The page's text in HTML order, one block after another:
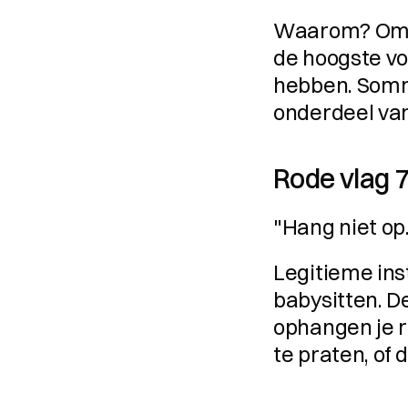
Waarom?
de hoogste
hebben.
onderdeel
Rode vlag
"Hang niet
Legitieme
babysitten.
ophangen je
te praten, of